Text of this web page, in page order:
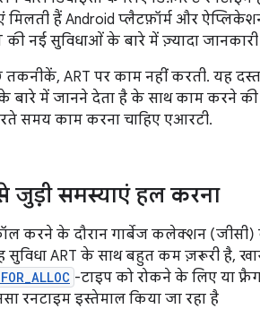
मिलती हैं Android प्लैटफ़ॉर्म और
की नई सुविधाओं के बारे में ज़्यादा
तकनीकें, ART पर काम नहीं करती. यह
के बारे में जानने देता है के साथ काम करने
समय काम करना चाहिए एआरटी.
जुड़ी समस्याएं हल करना
करने के दौरान गार्बेज कलेक्शन (जीसी) के
सुविधा ART के साथ बहुत कम ज़रूरी है,
-टाइप को रोकने के लिए या
रनटाइम इस्तेमाल किया जा रहा है